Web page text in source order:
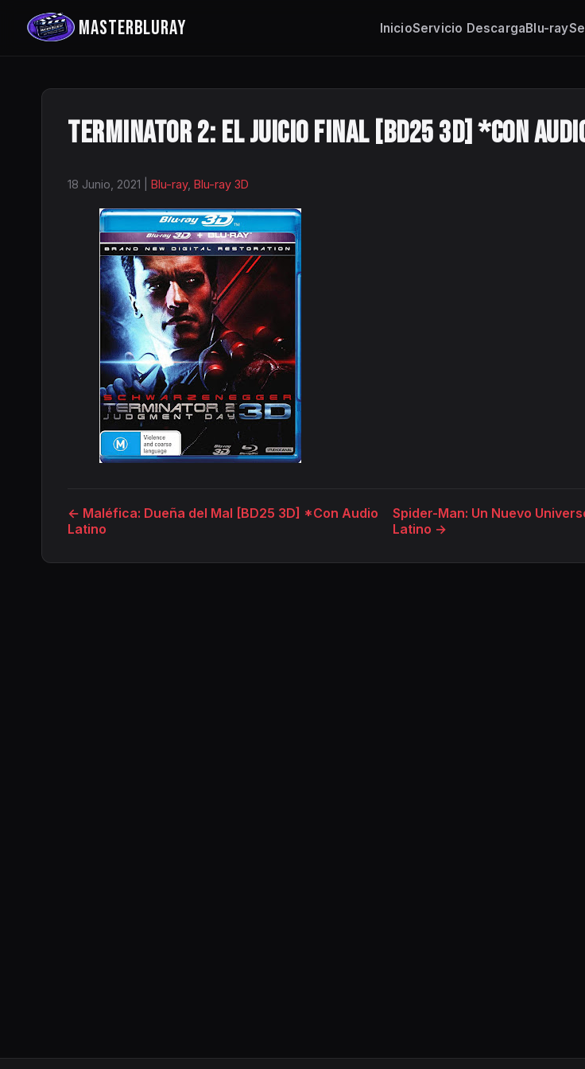
MASTERBLURAY InicioServicio DescargaBlu-ray
Terminator 2: El Juicio Final [BD25 3D] *Con
18 Junio, 2021 Blu-ray, Blu-ray 3D
← Maléfica: Dueña del Mal [BD25 3D] *Con Audio
Latino
Spider-Man: Un Nuevo
Latino →